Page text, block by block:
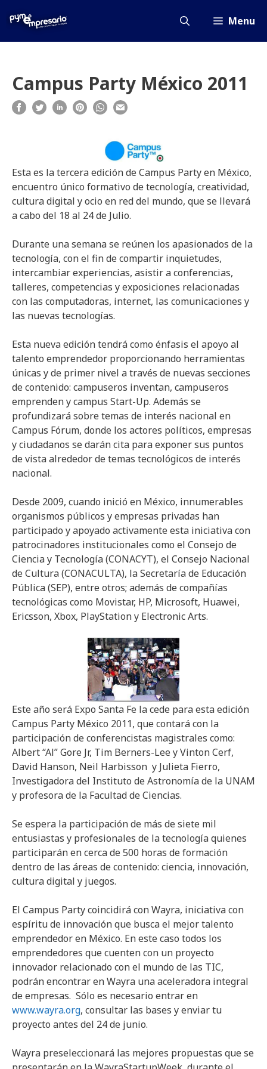
Menu
Campus Party México 2011
Esta es la tercera edición de Campus Party en México,
encuentro único formativo de tecnología, creatividad,
cultura digital y ocio en red del mundo, que se llevará
a cabo del 18 al 24 de Julio.
Durante una semana se reúnen los apasionados de la
tecnología, con el fin de compartir inquietudes,
intercambiar experiencias, asistir a conferencias,
talleres, competencias y exposiciones relacionadas
con las computadoras, internet, las comunicaciones y
las nuevas tecnologías.
Esta nueva edición tendrá como énfasis el apoyo al
talento emprendedor proporcionando herramientas
únicas y de primer nivel a través de nuevas secciones
de contenido: campuseros inventan, campuseros
emprenden y campus Start-Up. Además se
profundizará sobre temas de interés nacional en
Campus Fórum, donde los actores políticos, empresas
y ciudadanos se darán cita para exponer sus puntos
de vista alrededor de temas tecnológicos de interés
nacional.
Desde 2009, cuando inició en México, innumerables
organismos públicos y empresas privadas han
participado y apoyado activamente esta iniciativa con
patrocinadores institucionales como el Consejo de
Ciencia y Tecnología (CONACYT), el Consejo Nacional
de Cultura (CONACULTA), la Secretaría de Educación
Pública (SEP), entre otros; además de compañías
tecnológicas como Movistar, HP, Microsoft, Huawei,
Ericsson, Xbox, PlayStation y Electronic Arts.
Este año será Expo Santa Fe la cede para esta edición
Campus Party México 2011, que contará con la
participación de conferencistas magistrales como:
Albert “Al” Gore Jr, Tim Berners-Lee y Vinton Cerf,
David Hanson, Neil Harbisson y Julieta Fierro,
Investigadora del Instituto de Astronomía de la UNAM
y profesora de la Facultad de Ciencias.
Se espera la participación de más de siete mil
entusiastas y profesionales de la tecnología quienes
participarán en cerca de 500 horas de formación
dentro de las áreas de contenido: ciencia, innovación,
cultura digital y juegos.
El Campus Party coincidirá con Wayra, iniciativa con
espíritu de innovación que busca el mejor talento
emprendedor en México. En este caso todos los
emprendedores que cuenten con un proyecto
innovador relacionado con el mundo de las TIC,
podrán encontrar en Wayra una aceleradora integral
de empresas. Sólo es necesario entrar en
www.wayra.org, consultar las bases y enviar tu
proyecto antes del 24 de junio.
Wayra preseleccionará las mejores propuestas que se